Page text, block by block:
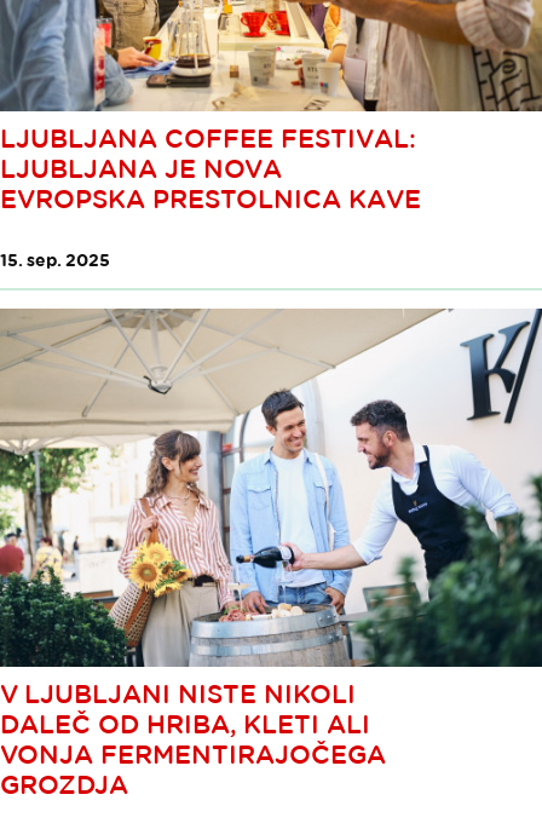
LJUBLJANA COFFEE FESTIVAL:
LJUBLJANA JE NOVA
EVROPSKA PRESTOLNICA KAVE
15. sep. 2025
V LJUBLJANI NISTE NIKOLI
DALEČ OD HRIBA, KLETI ALI
VONJA FERMENTIRAJOČEGA
GROZDJA